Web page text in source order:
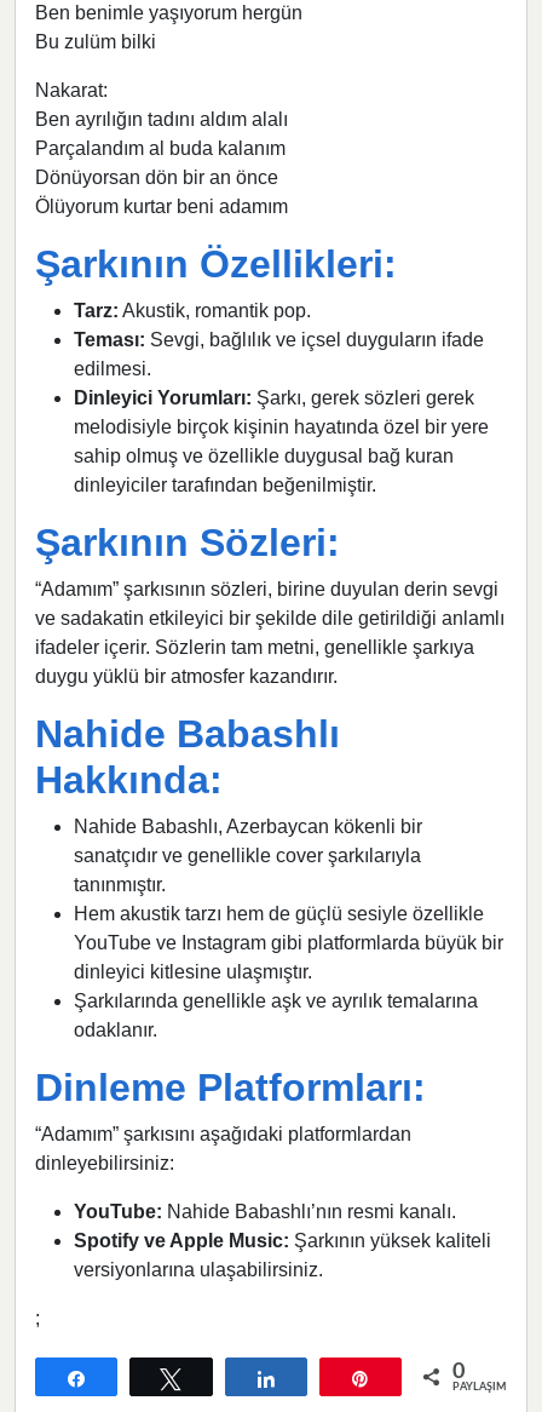
Ben benimle yaşıyorum hergün
Bu zulüm bilki
Nakarat:
Ben ayrılığın tadını aldım alalı
Parçalandım al buda kalanım
Dönüyorsan dön bir an önce
Ölüyorum kurtar beni adamım
Şarkının Özellikleri:
Tarz: Akustik, romantik pop.
Teması: Sevgi, bağlılık ve içsel duyguların ifade
edilmesi.
Dinleyici Yorumları: Şarkı, gerek sözleri gerek
melodisiyle birçok kişinin hayatında özel bir yere
sahip olmuş ve özellikle duygusal bağ kuran
dinleyiciler tarafından beğenilmiştir.
Şarkının Sözleri:
“Adamım” şarkısının sözleri, birine duyulan derin sevgi
ve sadakatin etkileyici bir şekilde dile getirildiği anlamlı
ifadeler içerir. Sözlerin tam metni, genellikle şarkıya
duygu yüklü bir atmosfer kazandırır.
Nahide Babashlı
Hakkında:
Nahide Babashlı, Azerbaycan kökenli bir
sanatçıdır ve genellikle cover şarkılarıyla
tanınmıştır.
Hem akustik tarzı hem de güçlü sesiyle özellikle
YouTube ve Instagram gibi platformlarda büyük bir
dinleyici kitlesine ulaşmıştır.
Şarkılarında genellikle aşk ve ayrılık temalarına
odaklanır.
Dinleme Platformları:
“Adamım” şarkısını aşağıdaki platformlardan
dinleyebilirsiniz:
YouTube: Nahide Babashlı’nın resmi kanalı.
Spotify ve Apple Music: Şarkının yüksek kaliteli
versiyonlarına ulaşabilirsiniz.
;
0
PAYLAŞIMLAR